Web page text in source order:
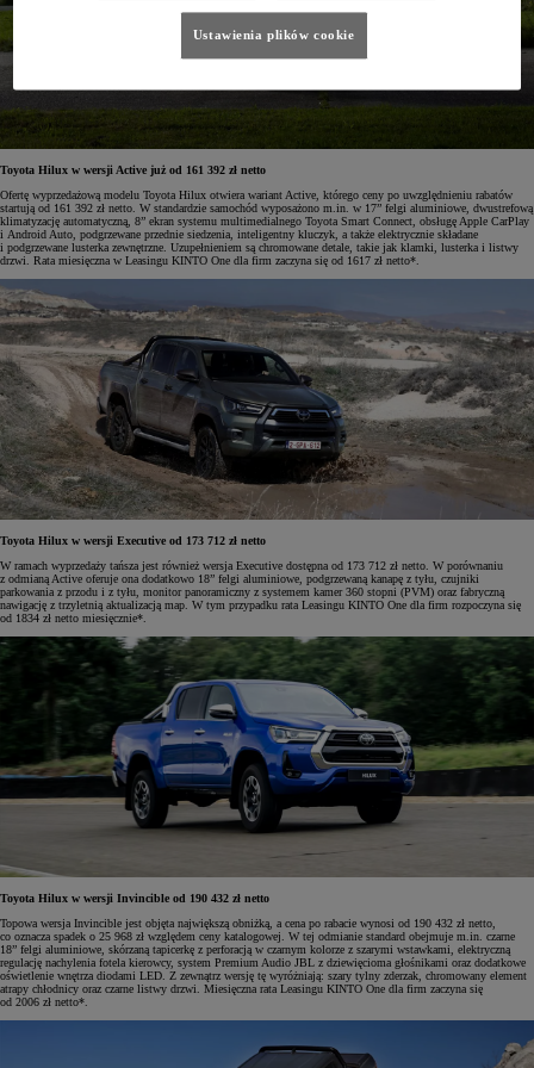
Toyota Hilux w wersji Active już od 161 392 zł netto
Ofertę wyprzedażową modelu Toyota Hilux otwiera wariant Active, którego ceny po uwzględnieniu rabatów
startują od 161 392 zł netto. W standardzie samochód wyposażono m.in. w 17” felgi aluminiowe, dwustrefową
klimatyzację automatyczną, 8” ekran systemu multimedialnego Toyota Smart Connect, obsługę Apple CarPlay
i Android Auto, podgrzewane przednie siedzenia, inteligentny kluczyk, a także elektrycznie składane
i podgrzewane lusterka zewnętrzne. Uzupełnieniem są chromowane detale, takie jak klamki, lusterka i listwy
drzwi. Rata miesięczna w Leasingu KINTO One dla firm zaczyna się od 1617 zł netto*.
Toyota Hilux w wersji Executive od 173 712 zł netto
W ramach wyprzedaży tańsza jest również wersja Executive dostępna od 173 712 zł netto. W porównaniu
z odmianą Active oferuje ona dodatkowo 18” felgi aluminiowe, podgrzewaną kanapę z tyłu, czujniki
parkowania z przodu i z tyłu, monitor panoramiczny z systemem kamer 360 stopni (PVM) oraz fabryczną
nawigację z trzyletnią aktualizacją map. W tym przypadku rata Leasingu KINTO One dla firm rozpoczyna się
od 1834 zł netto miesięcznie*.
Toyota Hilux w wersji Invincible od 190 432 zł netto
Topowa wersja Invincible jest objęta największą obniżką, a cena po rabacie wynosi od 190 432 zł netto,
co oznacza spadek o 25 968 zł względem ceny katalogowej. W tej odmianie standard obejmuje m.in. czarne
18” felgi aluminiowe, skórzaną tapicerkę z perforacją w czarnym kolorze z szarymi wstawkami, elektryczną
regulację nachylenia fotela kierowcy, system Premium Audio JBL z dziewięcioma głośnikami oraz dodatkowe
oświetlenie wnętrza diodami LED. Z zewnątrz wersję tę wyróżniają: szary tylny zderzak, chromowany element
atrapy chłodnicy oraz czarne listwy drzwi. Miesięczna rata Leasingu KINTO One dla firm zaczyna się
od 2006 zł netto*.
Ustawienia plików cookie